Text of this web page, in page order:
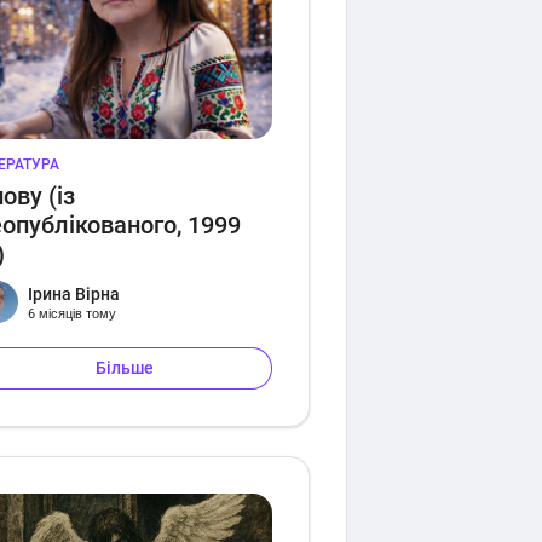
(із
1999
Ірина Вірна
6 місяців тому
Більше